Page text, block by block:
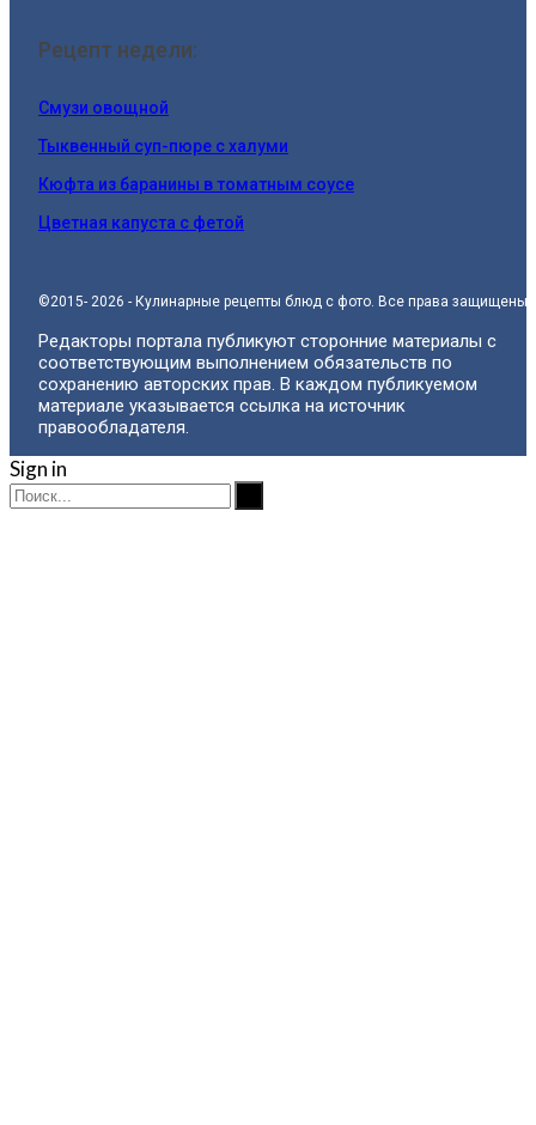
Рецепт недели:
Смузи овощной
Тыквенный суп-пюре с халуми
Кюфта из баранины в томатным соусе
Цветная капуста с фетой
©2015- 2026 - Кулинарные рецепты блюд с фото. Все права защищены.
Редакторы портала публикуют сторонние материалы с
соответствующим выполнением обязательств по
сохранению авторских прав. В каждом публикуемом
материале указывается ссылка на источник
правообладателя.
Sign in